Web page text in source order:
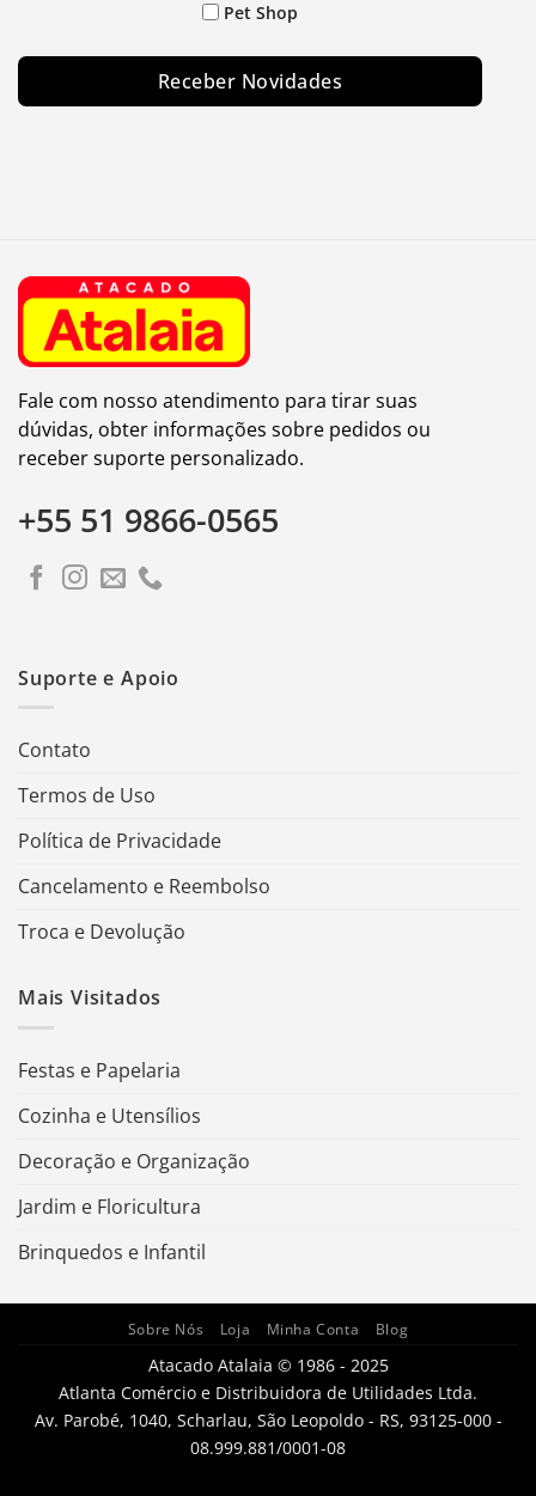
Pet Shop
Receber Novidades
Fale com nosso atendimento para tirar suas
dúvidas, obter informações sobre pedidos ou
receber suporte personalizado.
+55 51 9866-0565
Suporte e Apoio
Contato
Termos de Uso
Política de Privacidade
Cancelamento e Reembolso
Troca e Devolução
Mais Visitados
Festas e Papelaria
Cozinha e Utensílios
Decoração e Organização
Jardim e Floricultura
Brinquedos e Infantil
Sobre Nós Loja Minha Conta Blog
Atacado Atalaia © 1986 - 2025
Atlanta Comércio e Distribuidora de Utilidades Ltda.
Av. Parobé, 1040, Scharlau, São Leopoldo - RS, 93125-000 -
08.999.881/0001-08